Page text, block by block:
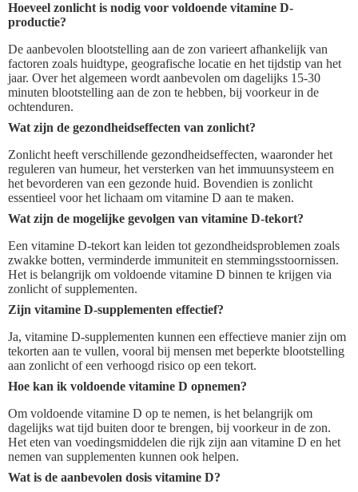
Hoeveel zonlicht is nodig voor voldoende vitamine D-
productie?
De aanbevolen blootstelling aan de zon varieert afhankelijk van
factoren zoals huidtype, geografische locatie en het tijdstip van het
jaar. Over het algemeen wordt aanbevolen om dagelijks 15-30
minuten blootstelling aan de zon te hebben, bij voorkeur in de
ochtenduren.
Wat zijn de gezondheidseffecten van zonlicht?
Zonlicht heeft verschillende gezondheidseffecten, waaronder het
reguleren van humeur, het versterken van het immuunsysteem en
het bevorderen van een gezonde huid. Bovendien is zonlicht
essentieel voor het lichaam om vitamine D aan te maken.
Wat zijn de mogelijke gevolgen van vitamine D-tekort?
Een vitamine D-tekort kan leiden tot gezondheidsproblemen zoals
zwakke botten, verminderde immuniteit en stemmingsstoornissen.
Het is belangrijk om voldoende vitamine D binnen te krijgen via
zonlicht of supplementen.
Zijn vitamine D-supplementen effectief?
Ja, vitamine D-supplementen kunnen een effectieve manier zijn om
tekorten aan te vullen, vooral bij mensen met beperkte blootstelling
aan zonlicht of een verhoogd risico op een tekort.
Hoe kan ik voldoende vitamine D opnemen?
Om voldoende vitamine D op te nemen, is het belangrijk om
dagelijks wat tijd buiten door te brengen, bij voorkeur in de zon.
Het eten van voedingsmiddelen die rijk zijn aan vitamine D en het
nemen van supplementen kunnen ook helpen.
Wat is de aanbevolen dosis vitamine D?